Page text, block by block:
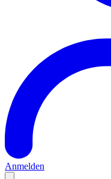
Anmelden